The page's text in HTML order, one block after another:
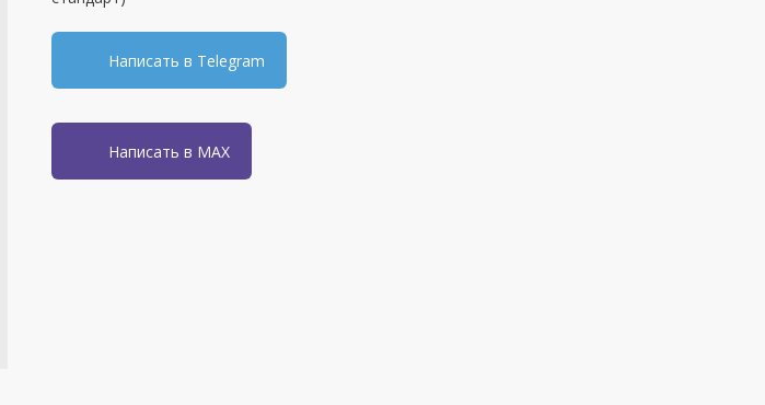
Написать в Telegram
Написать в MAX